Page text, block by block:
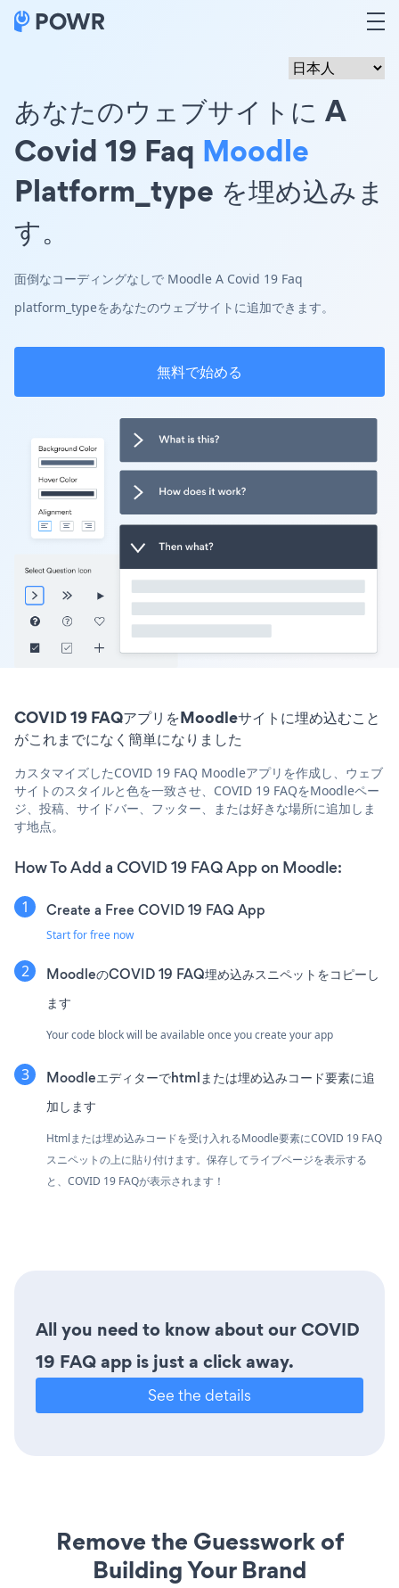
あなたのウェブサイトに A
Covid 19 Faq Moodle
Platform_type を埋め込みま
す。
面倒なコーディングなしで Moodle A Covid 19 Faq
platform_typeをあなたのウェブサイトに追加できます。
無料で始める
COVID 19 FAQアプリをMoodleサイトに埋め込むこと
がこれまでになく簡単になりました
カスタマイズしたCOVID 19 FAQ Moodleアプリを作成し、ウェブ
サイトのスタイルと色を一致させ、COVID 19 FAQをMoodleペー
ジ、投稿、サイドバー、フッター、または好きな場所に追加しま
す地点。
How To Add a COVID 19 FAQ App on Moodle:
Create a Free COVID 19 FAQ App
Start for free now
MoodleのCOVID 19 FAQ埋め込みスニペットをコピーし
ます
Your code block will be available once you create your app
Moodleエディターでhtmlまたは埋め込みコード要素に追
加します
Htmlまたは埋め込みコードを受け入れるMoodle要素にCOVID 19 FAQ
スニペットの上に貼り付けます。保存してライブページを表示する
と、COVID 19 FAQが表示されます！
All you need to know about our COVID
19 FAQ app is just a click away.
See the details
Remove the Guesswork of
Building Your Brand